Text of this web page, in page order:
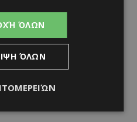
πρώτος στόχος — να μη
η χρονιά
08/2026
ΌΛΩΝ
ΌΛΩΝ